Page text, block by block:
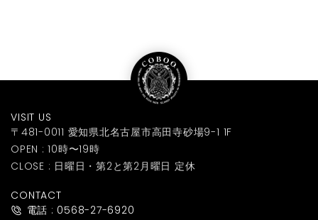
VISIT US
〒481-0011 愛知県北名古屋市高田寺砂場9-1 1F
OPEN : 10時〜19時
CLOSE : 日曜日・第2と第2月曜日 定休
CONTACT
電話 : 0568-27-6920